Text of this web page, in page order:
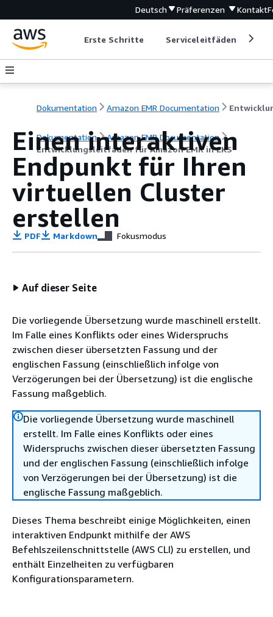
Deutsch Präferenzen Kontakt
Erste Schritte Serviceleitfäden
Dokumentation Amazon EMR Documentation
Dokumentation
Amazon EMR Documentation
Entwicklungsleitfaden für Amazon EMR in EKS
Einen interaktiven
Endpunkt für Ihren
virtuellen Cluster
erstellen
PDF Markdown Fokusmodus
Auf dieser Seite
Die vorliegende Übersetzung wurde maschinell erstellt.
Im Falle eines Konflikts oder eines Widerspruchs
zwischen dieser übersetzten Fassung und der
englischen Fassung (einschließlich infolge von
Verzögerungen bei der Übersetzung) ist die englische
Fassung maßgeblich.
Die vorliegende Übersetzung wurde maschinell
erstellt. Im Falle eines Konflikts oder eines
Widerspruchs zwischen dieser übersetzten Fassung
und der englischen Fassung (einschließlich infolge
von Verzögerungen bei der Übersetzung) ist die
englische Fassung maßgeblich.
Dieses Thema beschreibt einige Möglichkeiten, einen
interaktiven Endpunkt mithilfe der AWS
Befehlszeilenschnittstelle (AWS CLI) zu erstellen, und
enthält Einzelheiten zu verfügbaren
Konfigurationsparametern.